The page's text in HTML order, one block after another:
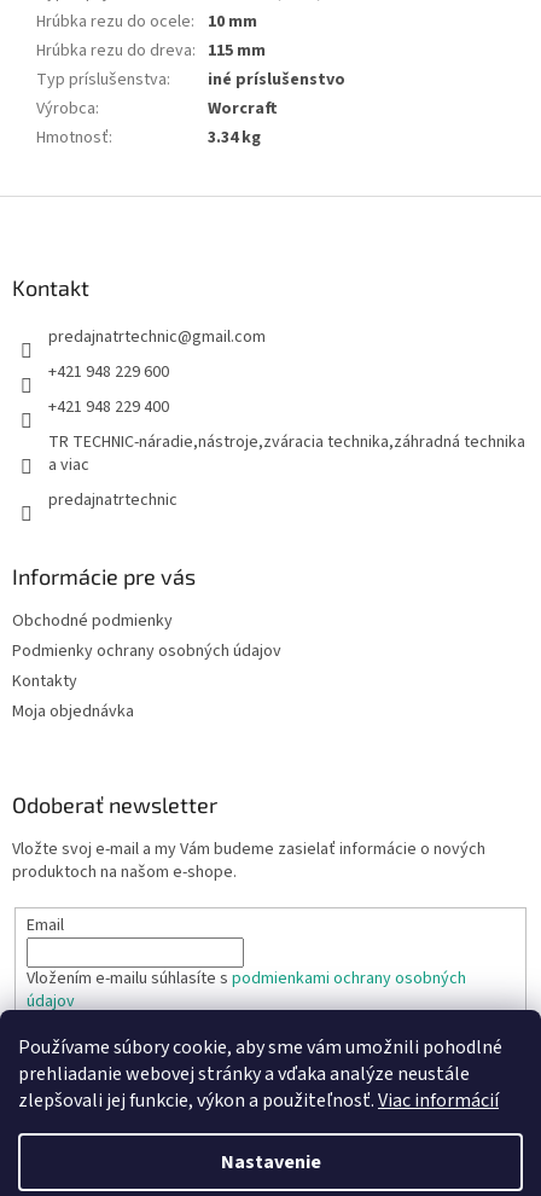
Používame súbory cookie, aby sme vám umožnili pohodlné
prehliadanie webovej stránky a vďaka analýze neustále
zlepšovali jej funkcie, výkon a použiteľnosť.Viac informácií
Nastavenie
Hrúbka rezu do ocele:
10 mm
Hrúbka rezu do dreva: 115 mm
Typ príslušenstva:
iné príslušenstvo
Výrobca:
Worcraft
Hmotnosť: 3.34 kg
Kontakt
predajnatrtechnic@gmail.com
+421 948 229 600
+421 948 229 400
TR TECHNIC-náradie,nástroje,zváracia technika,záhradná technika
a viac
predajnatrtechnic
Informácie pre vás
Obchodné podmienky
Podmienky ochrany osobných údajov
Kontakty
Moja objednávka
Odoberať newsletter
Vložte svoj e-mail a my Vám budeme zasielať informácie o nových
produktoch na našom e-shope.
Email
Vložením e-mailu súhlasíte s podmienkami ochrany osobných
údajov
PRIHLÁSIŤ SA
Vytvoril Shoptet